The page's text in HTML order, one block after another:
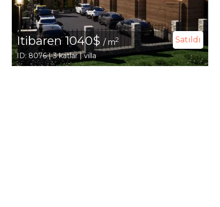
Itibaren 1040$ / m2 Satıldı
ID: 8076 | 3 katlar | villa